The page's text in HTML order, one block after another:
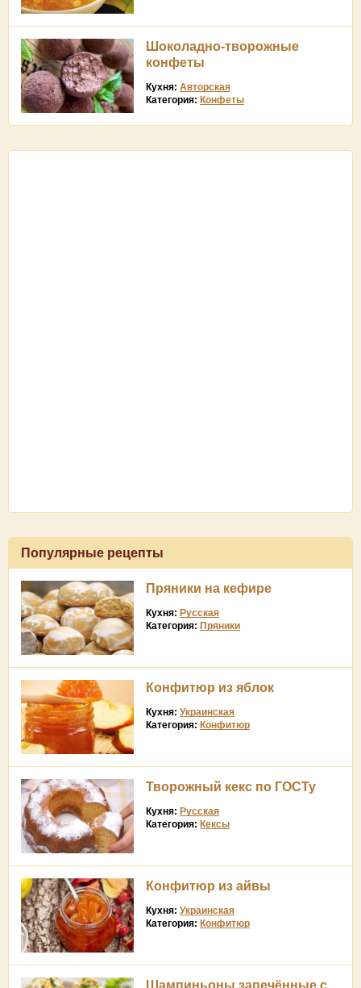
Шоколадно-творожные
конфеты
Кухня: Авторская
Категория: Конфеты
Популярные рецепты
Пряники на кефире
Кухня: Русская
Категория: Пряники
Конфитюр из яблок
Кухня: Украинская
Категория: Конфитюр
Творожный кекс по ГОСТу
Кухня: Русская
Категория: Кексы
Конфитюр из айвы
Кухня: Украинская
Категория: Конфитюр
Шампиньоны запечённые с